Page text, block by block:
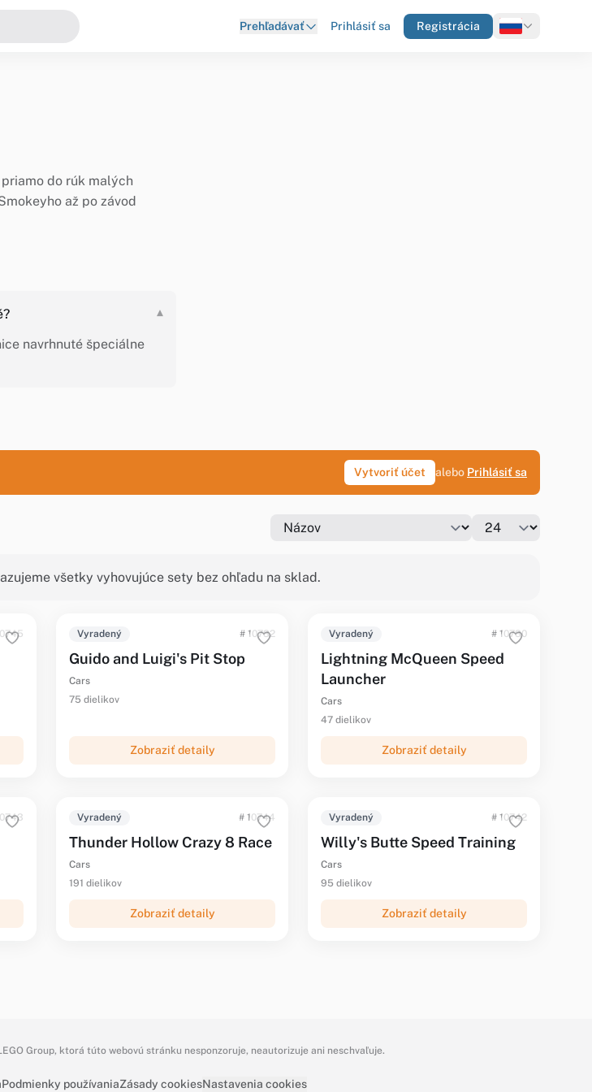
Prehľadávať Prihlásiť sa Registrácia
do rúk malých
až po závod
▾
navrhnuté špeciálne
Vytvoriť účet alebo Prihlásiť sa
všetky vyhovujúce sety bez ohľadu na sklad.
Vyradený # 10732
Guido and Luigi's Pit Stop
Cars
75 dielikov
Zobraziť detaily
Vyradený # 10730
Lightning McQueen Speed
Launcher
Cars
47 dielikov
Zobraziť detaily
Vyradený # 10744
Thunder Hollow Crazy 8 Race
Cars
191 dielikov
Zobraziť detaily
Vyradený # 10742
Willy's Butte Speed Training
Cars
95 dielikov
Zobraziť detaily
Group, ktorá túto webovú stránku nesponzoruje, neautorizuje ani neschvaľuje.
Podmienky používaniaZásady cookiesNastavenia cookies